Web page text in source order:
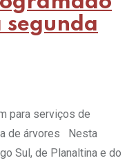
segunda
para serviços de
de árvores Nesta
Sul, de Planaltina e do